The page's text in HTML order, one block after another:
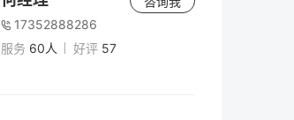
17352888286
服务 60人 好评 57